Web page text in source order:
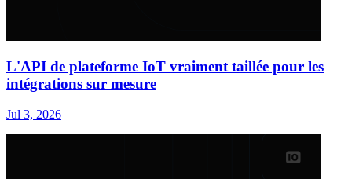
L'API de plateforme IoT vraiment taillée pour les
intégrations sur mesure
Jul 3, 2026